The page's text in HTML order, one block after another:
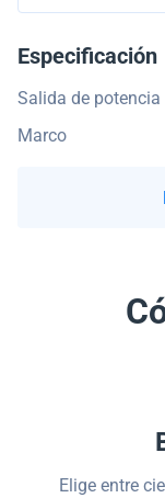
Especificación
Salida de potencia
Marco
Elige entre